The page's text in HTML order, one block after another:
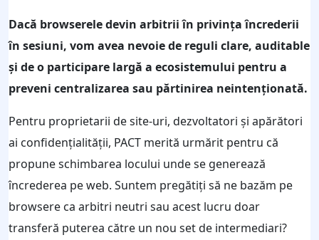
Dacă browserele devin arbitrii în privința încrederii
în sesiuni, vom avea nevoie de reguli clare, auditable
și de o participare largă a ecosistemului pentru a
preveni centralizarea sau părtinirea neintenționată.
Pentru proprietarii de site-uri, dezvoltatori și apărători
ai confidențialității, PACT merită urmărit pentru că
propune schimbarea locului unde se generează
încrederea pe web. Suntem pregătiți să ne bazăm pe
browsere ca arbitri neutri sau acest lucru doar
transferă puterea către un nou set de intermediari?